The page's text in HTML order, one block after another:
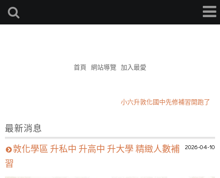
首頁 網站導覽 加入最愛
小六升敦化國中先修補習開跑了
小六升敦化國中先修補習開跑了
最新消息
2026-04-10
敦化學區 升私中 升高中 升大學 精緻人數補
習